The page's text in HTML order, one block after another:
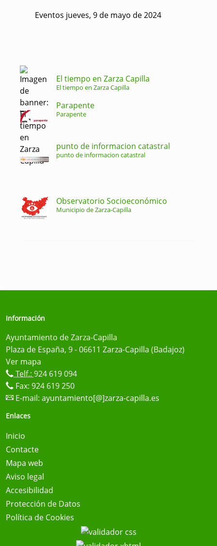
Eventos jueves, 9 de mayo de 2024
El tiempo en Zarza Capilla
El tiempo en Zarza Capilla
Parapente
Parapente
punto de informacion catastral
punto de informacion catastral
Observatorio Socioeconómico
Municipio de Zarza-Capilla
Información
Ayuntamiento de Zarza-Capilla
Plaza de España, 9 - 06611 Zarza-Capilla (Badajoz)
Ver mapa
Telf.: 924 619 094
Fax: 924 619 250
E-mail: ayuntamiento[@]zarza-capilla.es
Enlaces
Inicio
Contacte
Mapa web
Aviso legal
Accesibilidad
Protección de Datos
Política de Cookies